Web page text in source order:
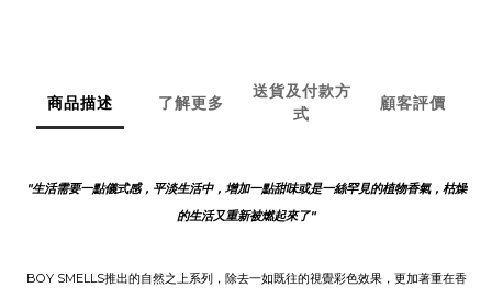
商品描述 了解更多
送貨及付款方
式
顧客評價
"生活需要一點儀式感，平淡生活中，增加一點甜味或是一絲罕見的植物香氣，枯燥
的生活又重新被燃起來了"
BOY SMELLS推出的自然之上系列，除去一如既往的視覺彩色效果，更加著重在香